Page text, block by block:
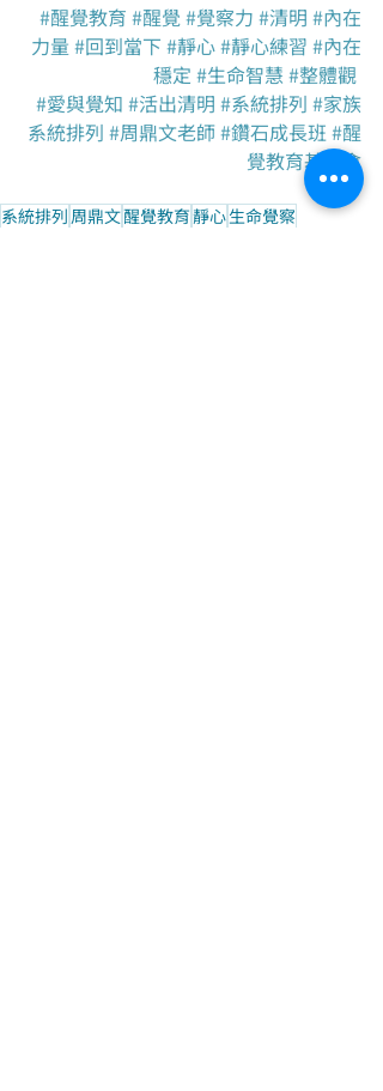
#醒覺教育 #醒覺 #覺察力 #清明 #內在
力量 #回到當下 #靜心#靜心練習 #內在
穩定 #生命智慧 #整體觀
#愛與覺知 #活出清明 #系統排列 #家族
系統排列 #周鼎文老師#鑽石成長班 #醒
覺教育基金會
系統排列 周鼎文醒覺教育靜心生命覺察